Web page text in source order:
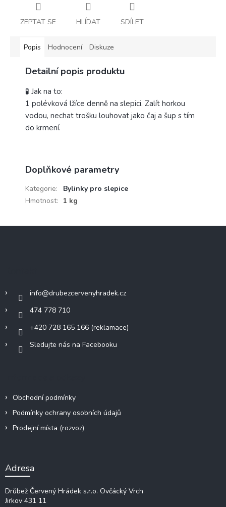
ZEPTAT SE HLÍDAT SDÍLET
Popis Hodnocení Diskuze
Detailní popis produktu
🧪 Jak na to:
1 polévková lžíce denně na slepici. Zalít horkou
vodou, nechat trošku louhovat jako čaj a šup s tím
do krmení.
Doplňkové parametry
Kategorie:
Bylinky pro slepice
Hmotnost: 1 kg
info@drubezcervenyhradek.cz
474 778 710
+420 728 165 166 (reklamace)
Sledujte nás na Facebooku
Obchodní podmínky
Podmínky ochrany osobních údajů
Prodejní místa (rozvoz)
Adresa
Drůbež Červený Hrádek s.r.o. Ovčácký Vrch
Jirkov 431 11